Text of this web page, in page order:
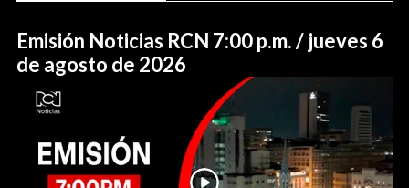
Emisión Noticias RCN 7:00 p.m. / jueves 6
de agosto de 2026